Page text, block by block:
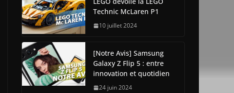
Technic McLaren P1
10 juillet 2024
[Notre Avis] Samsung
Galaxy Z Flip 5 : entre
innovation et quotidien
24 juin 2024